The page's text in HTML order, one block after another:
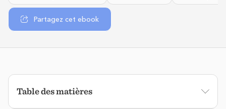
Partagez cet ebook
Table des matières